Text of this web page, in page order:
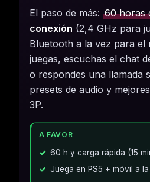
El paso de más: 60 horas
conexión (2,4 GHz para
Bluetooth a la vez para el
juegas, escuchas el chat
o respondes una llamada
presets de audio y
3P.
A FAVOR
60 h y carga rápida (15
Juega en PS5 + móvil a